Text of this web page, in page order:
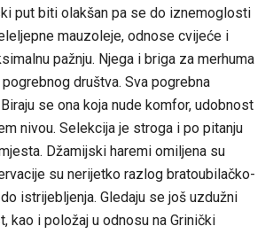
put biti olakšan pa se do iznemoglosti
mauzoleje, odnose cvijeće i
pažnju. Njega i briga za merhuma
društva. Sva pogrebna
se ona koja nude komfor, udobnost
nivou. Selekcija je stroga i po pitanju
Džamijski haremi omiljena su
su nerijetko razlog bratoubilačko-
istrijebljenja. Gledaju se još uzdužni
kao i položaj u odnosu na Grinički